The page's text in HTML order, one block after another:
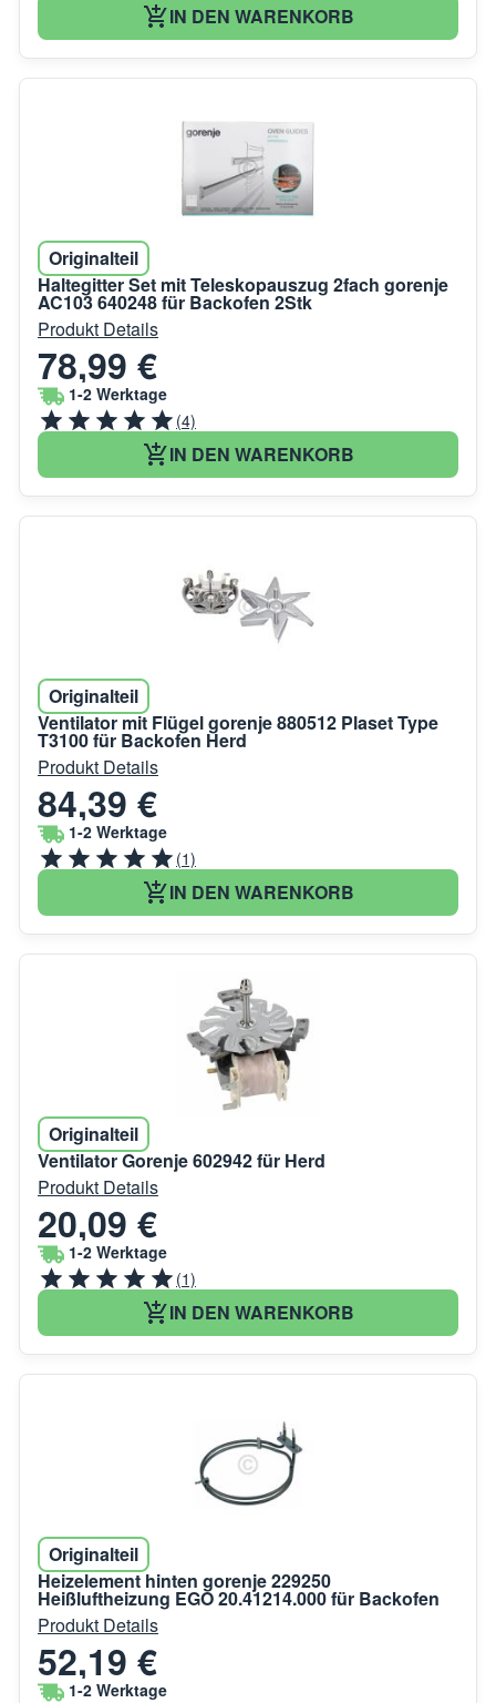
IN DEN WARENKORB
Originalteil
Haltegitter Set mit Teleskopauszug 2fach gorenje
AC103 640248 für Backofen 2Stk
Produkt Details
78,99 €
1-2 Werktage
(4)
IN DEN WARENKORB
Originalteil
Ventilator mit Flügel gorenje 880512 Plaset Type
T3100 für Backofen Herd
Produkt Details
84,39 €
1-2 Werktage
(1)
IN DEN WARENKORB
Originalteil
Ventilator Gorenje 602942 für Herd
Produkt Details
20,09 €
1-2 Werktage
(1)
IN DEN WARENKORB
Originalteil
Heizelement hinten gorenje 229250
Heißluftheizung EGO 20.41214.000 für Backofen
Produkt Details
52,19 €
1-2 Werktage